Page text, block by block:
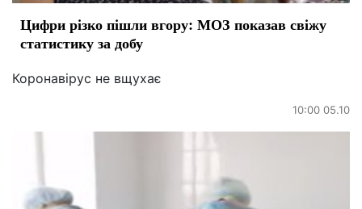
Цифри різко пішли вгору: МОЗ показав свіжу
статистику за добу
Коронавірус не вщухає
10:00 05.10